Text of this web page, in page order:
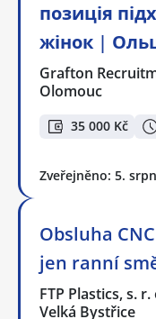
позиція
жінок |
Grafton
Olomouc
35 000 Kč
Zveřejněno: 5.
Obsluha
jen ranní
FTP Plastics, s. r.
Velká Bystřice